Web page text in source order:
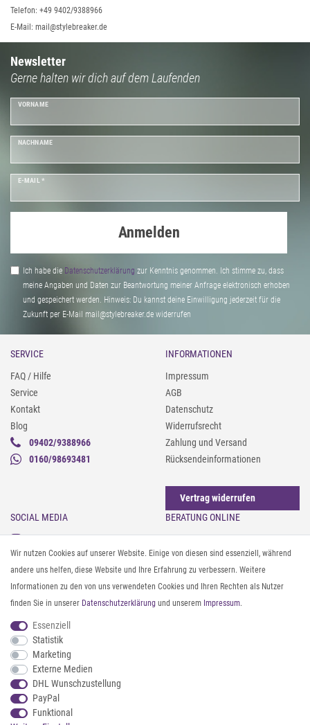
Telefon: +49 9402/9388966
E-Mail: mail@stylebreaker.de
Newsletter
Gerne halten wir dich auf dem Laufenden
VORNAME
NACHNAME
E-MAIL *
Anmelden
Ich habe die Daten­schutz­erklärung zur Kenntnis genommen. Ich stimme zu, dass
meine Angaben und Daten zur Beantwortung meiner Anfrage elektronisch erhoben
und gespeichert werden. Hinweis: Du kannst deine Einwilligung jederzeit für die
Zukunft per E-Mail mail@stylebreaker.de widerrufen
SERVICE
FAQ / Hilfe
Service
Kontakt
Blog
09402/9388966
0160/98693481
INFORMATIONEN
Impressum
AGB
Datenschutz
Widerrufsrecht
Zahlung und Versand
Rücksendeinformationen
Vertrag widerrufen
SOCIAL MEDIA
Instagram
Facebook
Pinterest
Twitter
Youtube
Threads
BERATUNG ONLINE
Gürtel messen & kürzen
Sonnenbrillen & UV-Schutz
Textilpflege
Textil- und Material-Guide
Geldbörse richtig organisieren
ZAHLUNG & VERSAND
Wir nutzen Cookies auf unserer Website. Einige von diesen sind essenziell, während
andere uns helfen, diese Website und Ihre Erfahrung zu verbessern. Weitere
Informationen zu den von uns verwendeten Cookies und Ihren Rechten als Nutzer
finden Sie in unserer Daten­schutz­erklärung und unserem Impressum.
Essenziell
Statistik
Marketing
Externe Medien
DHL Wunschzustellung
PayPal
Funktional